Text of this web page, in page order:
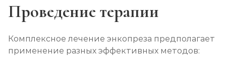
Проведение терапии
Комплексное лечение энкопреза предполагает
применение разных эффективных методов: